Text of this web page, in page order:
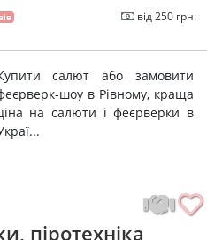
від 250 грн.
салют або замовити
шоу в Рівному, краща
на салюти і феєрверки в
піротехніка